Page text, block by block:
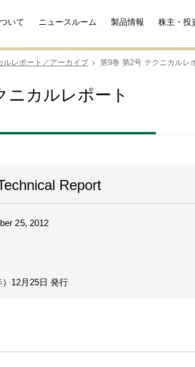
いて ニュースルーム 製品情報 株主・投
ルレポート／アーカイブ 第9巻 第2号 テクニカルレ
ニカルレポート
Report
25, 2012
12月25日 発行